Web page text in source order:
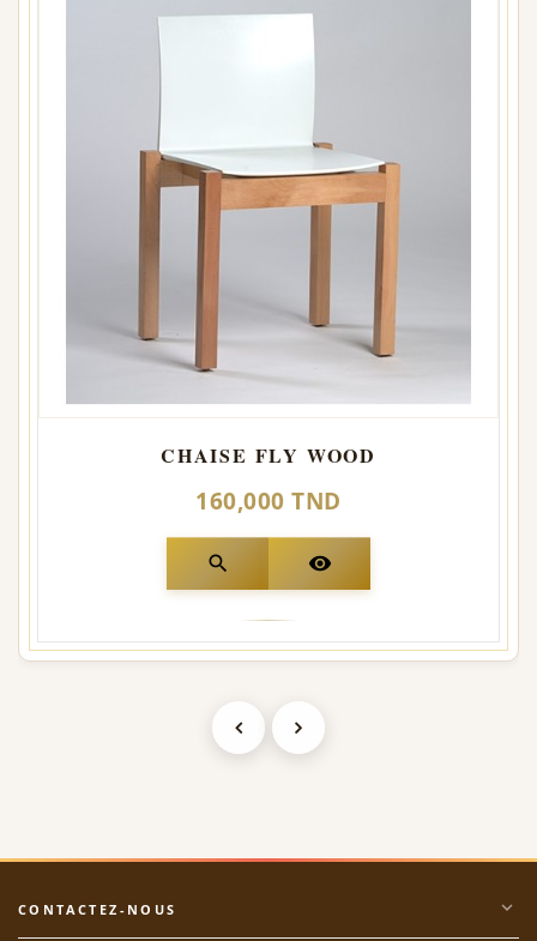
CHAISE FLY WOOD
160,000 TND
search visibility
CONTACTEZ-NOUS expand_more